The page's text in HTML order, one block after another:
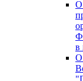
О
в
О